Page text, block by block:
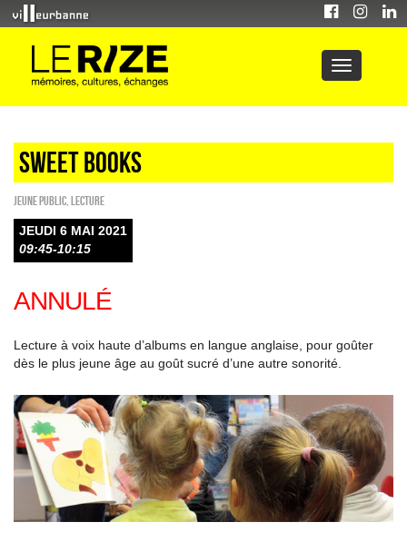
Sweet Books
Jeune public Lecture
JEUDI 6 MAI 2021
09:45-10:15
ANNULÉ
Lecture à voix haute d’albums en langue anglaise, pour goûter
dès le plus jeune âge au goût sucré d’une autre sonorité.